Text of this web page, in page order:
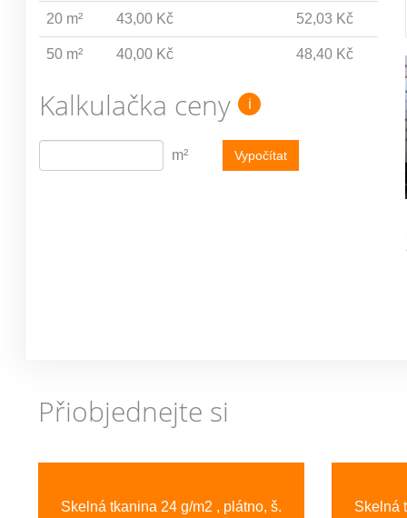
20 m² 43,00 Kč 52,03 Kč
50 m² 40,00 Kč 48,40 Kč
Kalkulačka ceny i
m² Vypočítat
Přiobjednejte si
Skelná tkanina 24 g/m2 , plátno, š.
Skelná